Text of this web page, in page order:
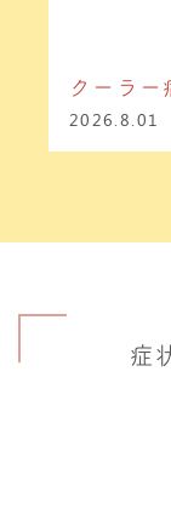
クーラー
2026.8.01
症